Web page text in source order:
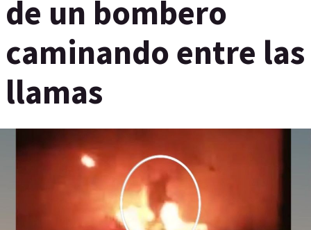
de un bombero
caminando entre las
llamas